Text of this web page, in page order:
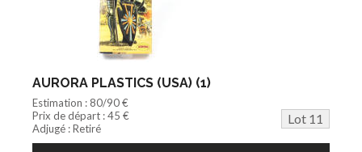
AURORA PLASTICS (USA) (1)
Estimation : 80/90 €
Prix de départ : 45 €
Lot 11
Adjugé : Retiré